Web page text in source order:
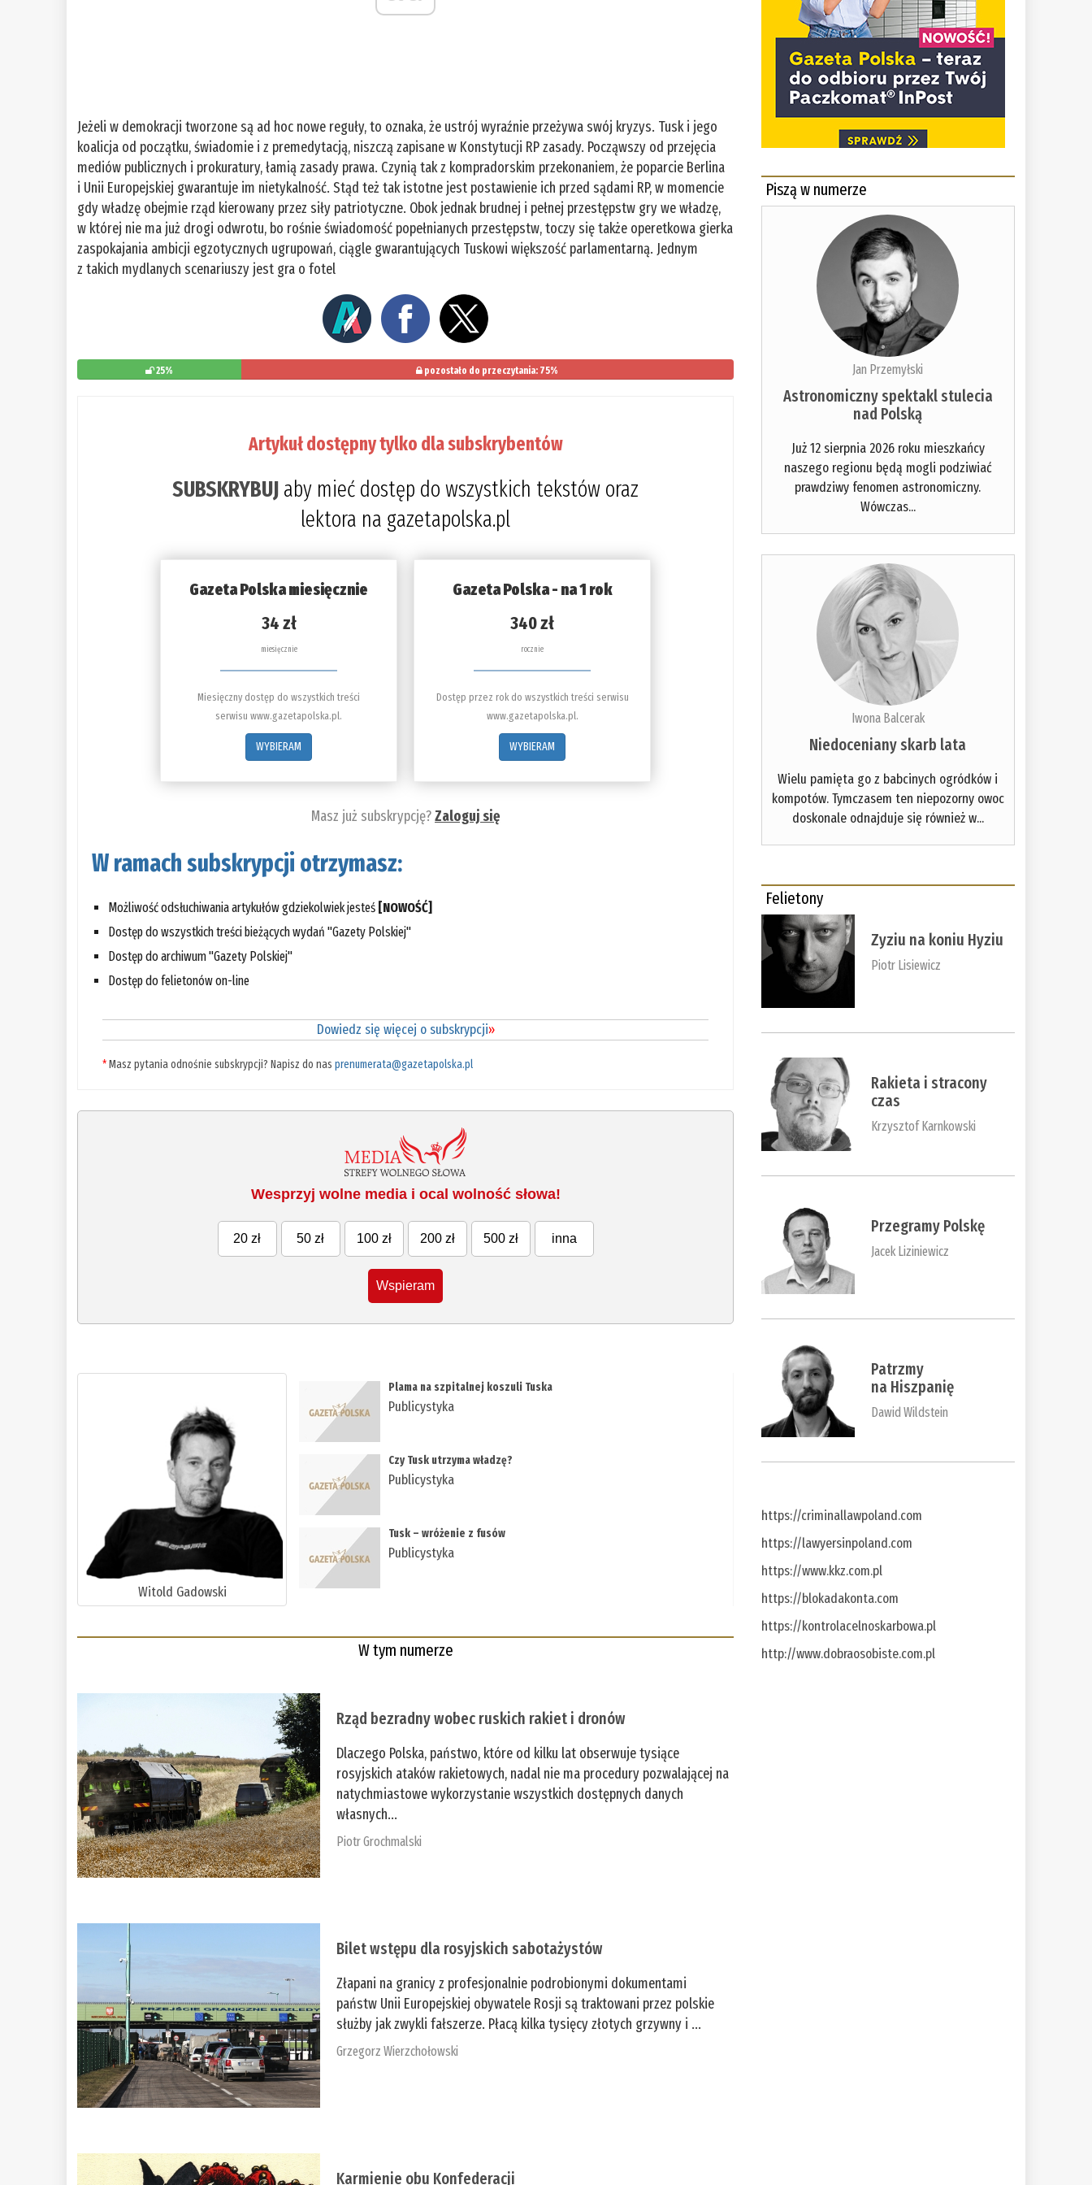
Jeżeli w demokracji tworzone są ad hoc nowe reguły, to oznaka, że ustrój wyraźnie przeżywa swój kryzys. Tusk i jego
koalicja od początku, świadomie i z premedytacją, niszczą zapisane w Konstytucji RP zasady. Począwszy od przejęcia
mediów publicznych i prokuratury, łamią zasady prawa. Czynią tak z kompradorskim przekonaniem, że poparcie Berlina
i Unii Europejskiej gwarantuje im nietykalność. Stąd też tak istotne jest postawienie ich przed sądami RP, w momencie
gdy władzę obejmie rząd kierowany przez siły patriotyczne. Obok jednak brudnej i pełnej przestępstw gry we władzę,
w której nie ma już drogi odwrotu, bo rośnie świadomość popełnianych przestępstw, toczy się także operetkowa gierka
zaspokajania ambicji egzotycznych ugrupowań, ciągle gwarantujących Tuskowi większość parlamentarną. Jednym
z takich mydlanych scenariuszy jest gra o fotel
25% pozostało do przeczytania: 75%
Artykuł dostępny tylko dla subskrybentów
SUBSKRYBUJ aby mieć dostęp do wszystkich tekstów oraz
lektora na gazetapolska.pl
Gazeta Polska miesięcznie
34 zł
miesięcznie
Miesięczny dostęp do wszystkich treści
serwisu www.gazetapolska.pl.
WYBIERAM
Gazeta Polska - na 1 rok
340 zł
rocznie
Dostęp przez rok do wszystkich treści serwisu
www.gazetapolska.pl.
WYBIERAM
Masz już subskrypcję?Zaloguj się
W ramach subskrypcji otrzymasz:
Możliwość odsłuchiwania artykułów gdziekolwiek jesteś [NOWOŚĆ]
Dostęp do wszystkich treści bieżących wydań "Gazety Polskiej"
Dostęp do archiwum "Gazety Polskiej"
Dostęp do felietonów on-line
Dowiedz się więcej o subskrypcji»
*Masz pytania odnośnie subskrypcji? Napisz do nasprenumerata@gazetapolska.pl
Wesprzyj wolne media i ocal wolność słowa!
20 zł 50 zł 100 zł 200 zł 500 zł inna
Wspieram
Witold Gadowski
Plama na szpitalnej koszuli Tuska
Publicystyka
Czy Tusk utrzyma władzę?
Publicystyka
Tusk – wróżenie z fusów
Publicystyka
W tym numerze
Rząd bezradny wobec ruskich rakiet i dronów
Dlaczego Polska, państwo, które od kilku lat obserwuje tysiące
rosyjskich ataków rakietowych, nadal nie ma procedury pozwalającej na
natychmiastowe wykorzystanie wszystkich dostępnych danych
własnych...
Piotr Grochmalski
Bilet wstępu dla rosyjskich sabotażystów
Złapani na granicy z profesjonalnie podrobionymi dokumentami
państw Unii Europejskiej obywatele Rosji są traktowani przez polskie
służby jak zwykli fałszerze. Płacą kilka tysięcy złotych grzywny i ...
Grzegorz Wierzchołowski
Karmienie obu Konfederacji
Piszą w numerze
Jan Przemyłski
Astronomiczny spektakl stulecia
nad Polską
Już 12 sierpnia 2026 roku mieszkańcy
naszego regionu będą mogli podziwiać
prawdziwy fenomen astronomiczny.
Wówczas...
Iwona Balcerak
Niedoceniany skarb lata
Wielu pamięta go z babcinych ogródków i
kompotów. Tymczasem ten niepozorny owoc
doskonale odnajduje się również w...
Felietony
Zyziu na koniu Hyziu
Piotr Lisiewicz
Rakieta i stracony
czas
Krzysztof Karnkowski
Przegramy Polskę
Jacek Liziniewicz
Patrzmy
na Hiszpanię
Dawid Wildstein
https://criminallawpoland.com
https://lawyersinpoland.com
https://www.kkz.com.pl
https://blokadakonta.com
https://kontrolacelnoskarbowa.pl
http://www.dobraosobiste.com.pl